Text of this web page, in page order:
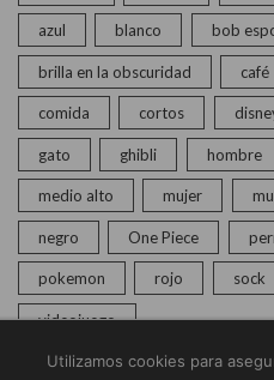
azul blanco bob
brilla en la obscuridad café
comida cortos
gato ghibli hombre
medio alto mujer
negro One Piece
pokemon rojo sock
videojuego
Utilizamos cookies para